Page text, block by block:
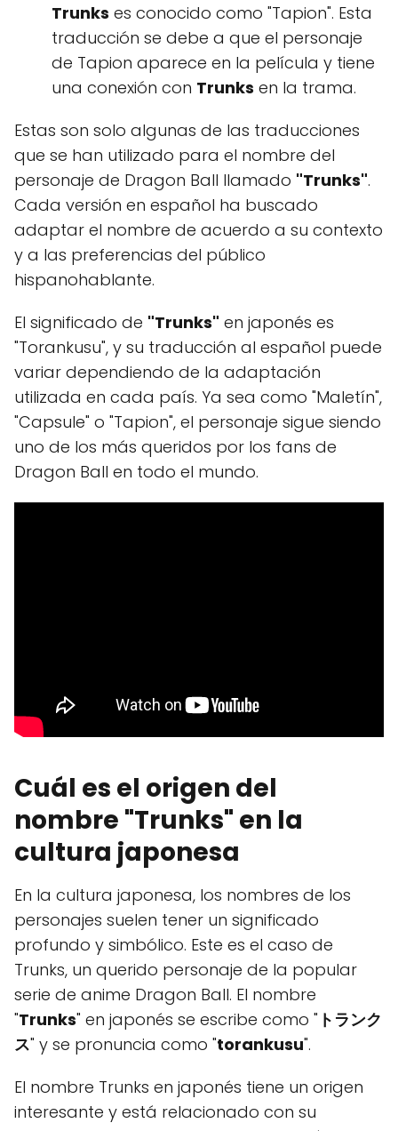
Trunks es conocido como "Tapion". Esta
traducción se debe a que el personaje
de Tapion aparece en la película y tiene
una conexión con Trunks en la trama.
Estas son solo algunas de las traducciones
que se han utilizado para el nombre del
personaje de Dragon Ball llamado "Trunks".
Cada versión en español ha buscado
adaptar el nombre de acuerdo a su contexto
y a las preferencias del público
hispanohablante.
El significado de "Trunks" en japonés es
"Torankusu", y su traducción al español puede
variar dependiendo de la adaptación
utilizada en cada país. Ya sea como "Maletín",
"Capsule" o "Tapion", el personaje sigue siendo
uno de los más queridos por los fans de
Dragon Ball en todo el mundo.
Cuál es el origen del
nombre "Trunks" en la
cultura japonesa
En la cultura japonesa, los nombres de los
personajes suelen tener un significado
profundo y simbólico. Este es el caso de
Trunks, un querido personaje de la popular
serie de anime Dragon Ball. El nombre
"Trunks" en japonés se escribe como " トランク
ス" y se pronuncia como "torankusu".
El nombre Trunks en japonés tiene un origen
interesante y está relacionado con su